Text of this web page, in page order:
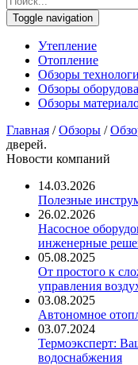
Toggle navigation
Утепление
Отопление
Обзоры
Обзоры
Обзоры
Главная /Обзоры /
дверей.
Новости компаний
14.03.2026
Полезные
26.02.2026
Насосное
инженерные
05.08.2025
От простого к
управления
03.08.2025
Автономное
03.07.2024
Термоэксперт:
водоснабжения